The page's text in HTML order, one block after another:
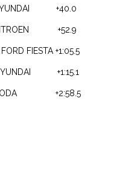
+40.0
+52.9
FIESTA +1:05.5
+1:15.1
+2:58.5